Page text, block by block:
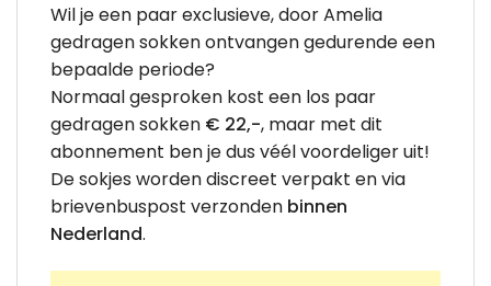
Wil je een paar exclusieve, door Amelia
gedragen sokken ontvangen gedurende een
bepaalde periode?
Normaal gesproken kost een los paar
gedragen sokken € 22,-, maar met dit
abonnement ben je dus véél voordeliger uit!
De sokjes worden discreet verpakt en via
brievenbuspost verzonden binnen
Nederland.